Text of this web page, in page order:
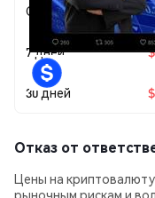
Сегодня +
7 дней
30 дней
Отказ от
Цены на
рыночным рискам и